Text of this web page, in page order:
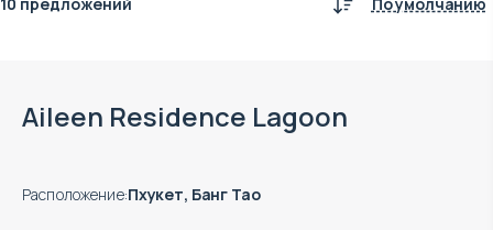
Aileen Residence Lagoon
Расположение:Пхукет, Банг Тао